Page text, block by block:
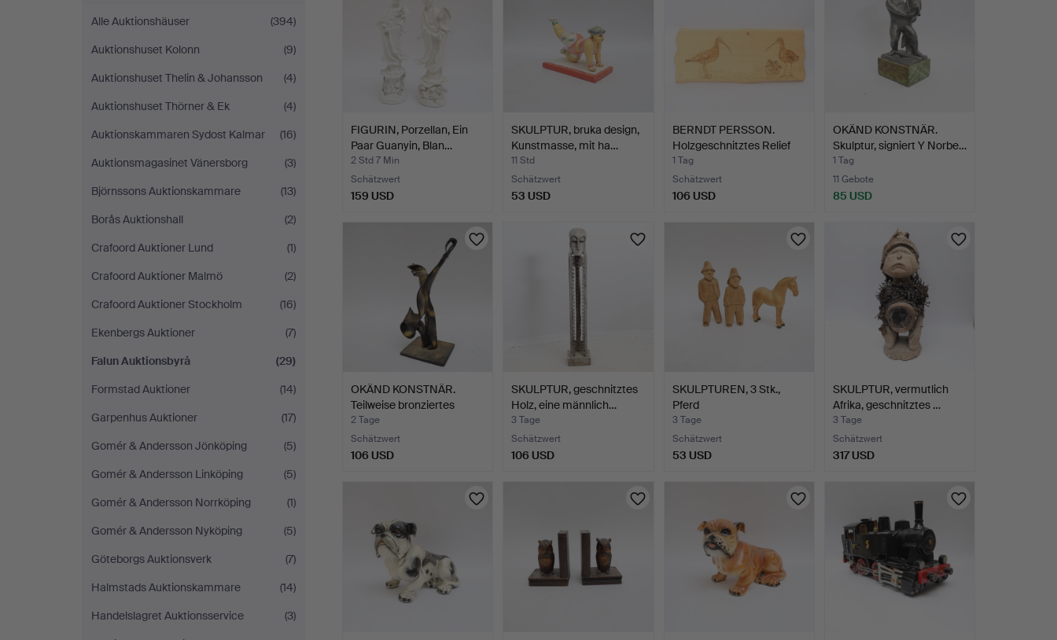
Alle Auktionshäuser
(394)
Auktionshuset Kolonn
(9)
Auktionshuset Thelin & Johansson
(4)
Auktionshuset Thörner & Ek
(4)
Auktionskammaren Sydost Kalmar
(16)
Auktionsmagasinet Vänersborg
(3)
Björnssons Auktionskammare
(13)
Borås Auktionshall
(2)
Crafoord Auktioner Lund
(1)
Crafoord Auktioner Malmö
(2)
Crafoord Auktioner Stockholm
(16)
Ekenbergs Auktioner
(7)
Falun Auktionsbyrå
(29)
Formstad Auktioner
(14)
Garpenhus Auktioner
(17)
Gomér & Andersson Jönköping
(5)
Gomér & Andersson Linköping
(5)
Gomér & Andersson Norrköping
(1)
Gomér & Andersson Nyköping
(5)
Göteborgs Auktionsverk
(7)
Halmstads Auktionskammare
(14)
Handelslagret Auktionsservice
(3)
FIGURIN, Porzellan, Ein
Paar Guanyin, Blan…
2 Std 7 Min
Schätzwert
159 USD
SKULPTUR, bruka design,
Kunstmasse, mit ha…
11 Std
Schätzwert
53 USD
BERNDT PERSSON.
Holzgeschnitztes Relief
mi…
1 Tag
Schätzwert
106 USD
OKÄND KONSTNÄR.
Skulptur, signiert Y Norbe…
1 Tag
11 Gebote
85 USD
OKÄND KONSTNÄR.
Teilweise bronziertes
Meta…
2 Tage
Schätzwert
106 USD
SKULPTUR, geschnitztes
Holz, eine männlich…
3 Tage
Schätzwert
106 USD
SKULPTUREN, 3 Stk.,
Pferd
monogrammsignier…
3 Tage
Schätzwert
53 USD
SKULPTUR, vermutlich
Afrika, geschnitztes …
3 Tage
Schätzwert
317 USD